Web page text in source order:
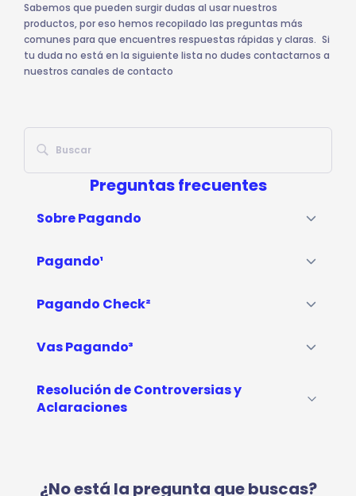
Sabemos que pueden surgir dudas al usar nuestros
productos, por eso hemos recopilado las preguntas más
comunes para que encuentres respuestas rápidas y claras. Si
tu duda no está en la siguiente lista no dudes contactarnos a
nuestros canales de contacto
Preguntas frecuentes
Sobre Pagando
Pagando¹
Pagando Check²
Vas Pagando³
Resolución de Controversias y
Aclaraciones
¿No está la pregunta que buscas?